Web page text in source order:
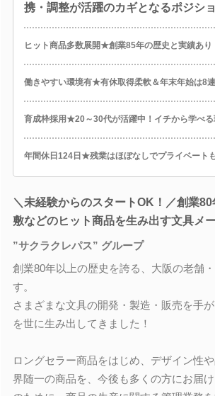
携・調整が活躍のカギとなるポジシ
ヒット商品多数展開★創業85年の歴史と実績あり
働きやすい環境有★有休取得柔軟＆年末年始は8連
育成枠採用★20～30代が活躍中！イチから学べる
年間休日124日★残業はほぼなしでプライベート
＼未経験からのスタートOK！／創業
敷などのヒット商品を生み出す文具メ
”サクラクレパス” グループ
創業80年以上の歴史を誇る、大阪の老舗
す。
さまざまな文具の開発・製造・販売を手
を世に生み出してきました！
ロングセラー商品をはじめ、デザイン性
界随一の商品を、今後も多くの方にお届